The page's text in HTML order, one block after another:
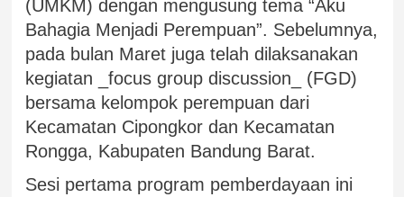
(UMKM) dengan mengusung tema “Aku
Bahagia Menjadi Perempuan”. Sebelumnya,
pada bulan Maret juga telah dilaksanakan
kegiatan _focus group discussion_ (FGD)
bersama kelompok perempuan dari
Kecamatan Cipongkor dan Kecamatan
Rongga, Kabupaten Bandung Barat.
Sesi pertama program pemberdayaan ini